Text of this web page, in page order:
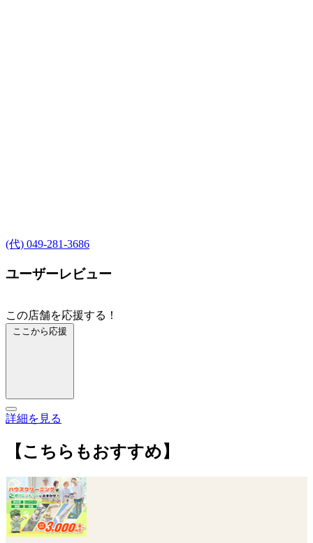
(代) 049-281-3686
ユーザーレビュー
この店舗を応援する！
ここから応援
詳細を見る
【こちらもおすすめ】